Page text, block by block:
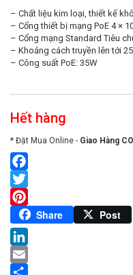
– Chất liệu kim loại, thiết kế
– Cổng thiết bị mạng PoE 4 ×
– Cổng mạng Standard Tiêu
– Khoảng cách truyền lên tới
– Công suất PoE: 35W
Hết hàng
* Đặt Mua Online - Giao Hàng
Facebook
Twitter
Pinterest
Share Post
LinkedIn
Email